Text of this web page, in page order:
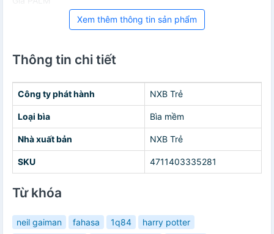
Xem thêm thông tin sản phẩm
Thông tin chi tiết
Công ty phát hành NXB Trẻ
Loại bìa Bìa mềm
Nhà xuất bản NXB Trẻ
SKU 4711403335281
Từ khóa
neil gaiman fahasa 1q84
harry potter